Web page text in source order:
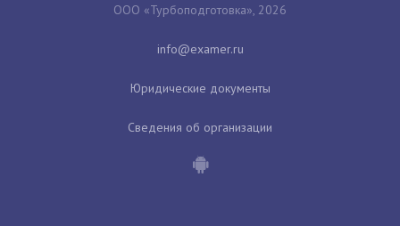
ООО «Турбоподготовка», 2026
Юридические документы
Сведения об организации